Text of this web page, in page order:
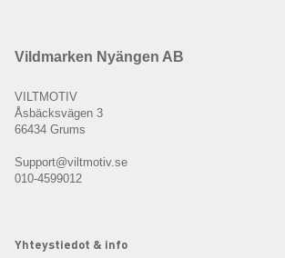
Vildmarken Nyängen AB
VILTMOTIV
Åsbäcksvägen 3
66434 Grums
Support@viltmotiv.se
010-4599012
Yhteystiedot & info